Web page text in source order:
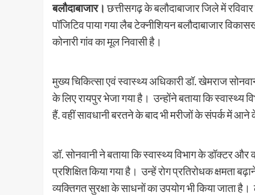
बलौदाबाजार।छत्तीसगढ़ के बलौदाबाजार जिले में
पॉजिटिव पाया गया लैब टेक्नीशियन बलौदाबाजार
कोनारी गांव का मूल निवासी है।
मुख्य चिकित्सा एवं स्वास्थ्य अधिकारी डॉ. खेमराज
के लिए रायपुर भेजा गया है। उन्होंने बताया कि स्वास्थ्य
हैं. वहीं सावधानी बरतने के बाद भी मरीजों के संपर्क में
डॉ. सोनवानी ने बताया कि स्वास्थ्य विभाग के डॉक्टर
प्रशिक्षित किया गया है। उन्हें रोग प्रतिरोधक क्षमता
व्यक्तिगत सुरक्षा के साधनों का उपयोग भी किया जाता